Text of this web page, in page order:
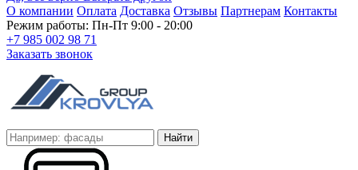
О компании Оплата Доставка Отзывы Партнерам Контакты
Режим работы: Пн-Пт 9:00 - 20:00
+7 985 002 98 71
Заказать звонок
Найти